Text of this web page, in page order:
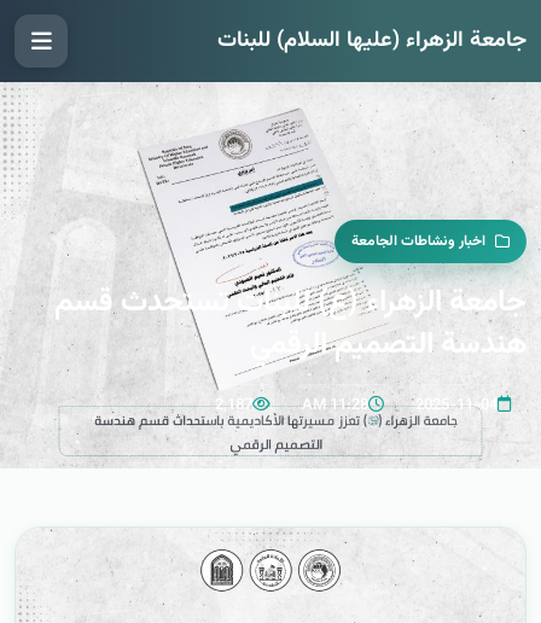
جامعة الزهراء (عليها السلام) للبنات
اخبار ونشاطات الجامعة
جامعة الزهراء (ع) للبنات تستحدث قسم
هندسة التصميم الرقمي
2025-11-04
11:28 AM
2,187